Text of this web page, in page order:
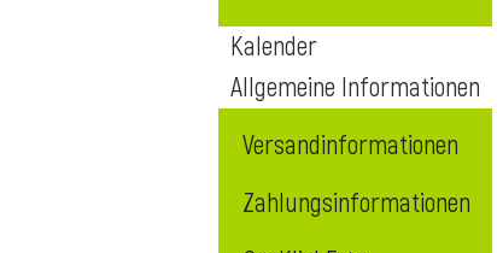
Kalender
Allgemeine Informationen
Versandinformationen
Zahlungsinformationen